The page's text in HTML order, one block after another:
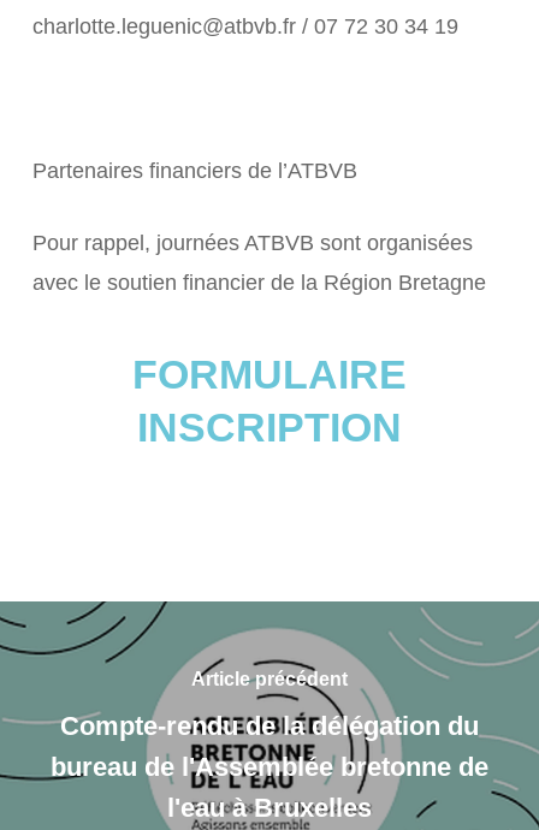
charlotte.leguenic@atbvb.fr / 07 72 30 34 19
Partenaires financiers de l’ATBVB
Pour rappel, journées ATBVB sont organisées
avec le soutien financier de la Région Bretagne
FORMULAIRE
INSCRIPTION
Article précédent
Compte-rendu de la délégation du
bureau de l'Assemblée bretonne de
l'eau à Bruxelles